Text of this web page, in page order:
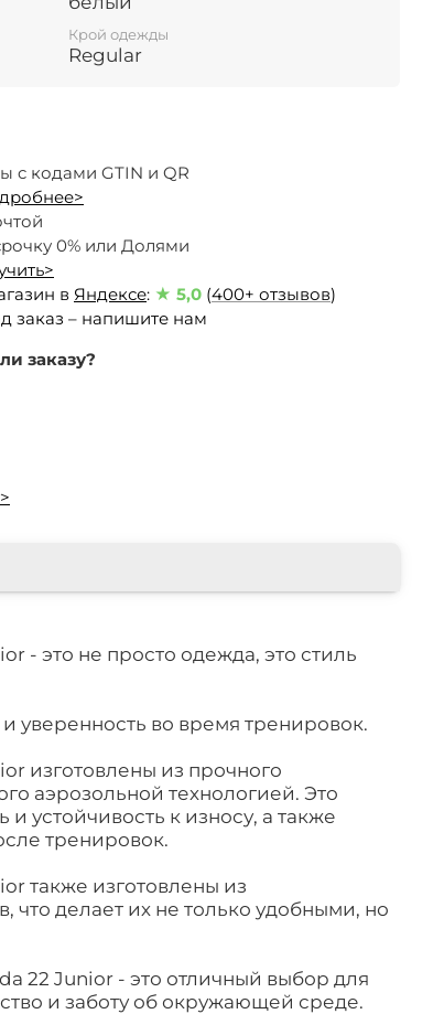
c кодами GTIN и QR
0% или Долями
в Яндексе: ★ 5,0 (400+ отзывов)
заказ – напишите нам
заказу?
- это не просто одежда, это стиль
уверенность во время тренировок.
изготовлены из прочного
аэрозольной технологией. Это
и устойчивость к износу, а также
тренировок.
также изготовлены из
что делает их не только удобными, но
22 Junior - это отличный выбор для
и заботу об окружающей среде.
Крой одежды
Regular